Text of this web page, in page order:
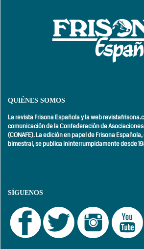
QUIÉNES SOMOS
La revista Frisona Española y la web
comunicación de la Confederación de
(CONAFE). La edición en papel de Frisona
bimestral,se publica ininterrumpidamente desde
SÍGUENOS